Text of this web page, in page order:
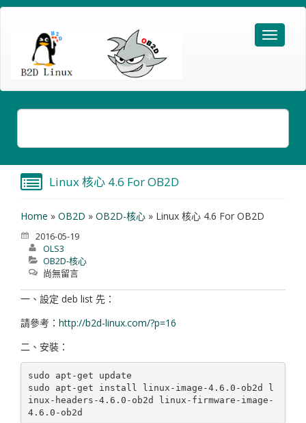
Linux 核心 4.6 For OB2D
Home » OB2D » OB2D-核心 » Linux 核心 4.6 For OB2D
2016-05-19
OLS3
OB2D-核心
尚無留言
一、設定 deb list 先：
請參考： http://b2d-linux.com/?p=16
二、安裝：
sudo apt-get update
sudo apt-get install linux-image-4.6.0-ob2d l
inux-headers-4.6.0-ob2d linux-firmware-image-